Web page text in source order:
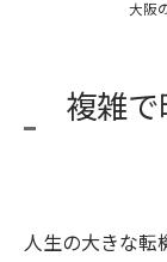
大阪
複雑
人生の大きな転